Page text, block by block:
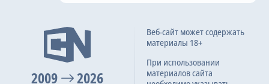
2009 2026
Веб-сайт может содержать
материалы 18+
При использовании
материалов сайта